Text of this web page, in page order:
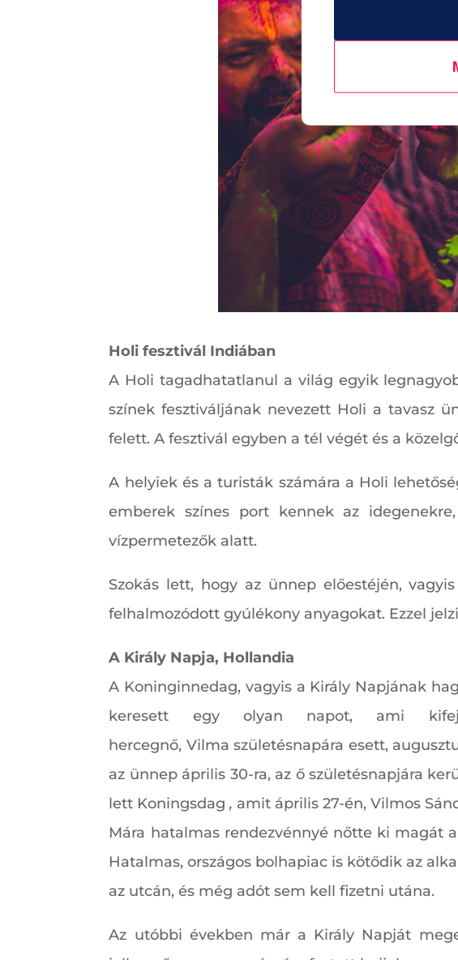
Holi fesztivál Indiában
A Holi tagadhatatlanul a világ egyik
színek fesztiváljának nevezett Holi a tavasz
felett. A fesztivál egyben a tél végét és a
A helyiek és a turisták számára a Holi
emberek színes port kennek az
vízpermetezők alatt.
Szokás lett, hogy az ünnep előestéjén,
felhalmozódott gyúlékony anyagokat. Ezzel
A Király Napja, Hollandia
A Koninginnedag, vagyis a Király Napjának
keresett egy olyan napot, ami
hercegnő, Vilma születésnapára esett,
az ünnep április 30-ra, az ő születésnapjára
lett Koningsdag, amit április 27-én, Vilmos
Mára hatalmas rendezvénnyé nőtte ki magát
Hatalmas, országos bolhapiac is kötődik az
az utcán, és még adót sem kell fizetni utána.
Az utóbbi években már a Király Napját